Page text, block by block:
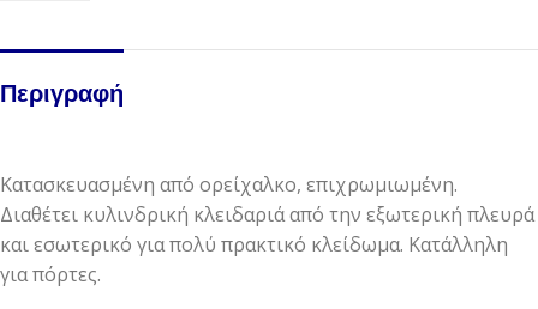
Περιγραφή
Κατασκευασμένη από ορείχαλκο, επιχρωμιωμένη.
Διαθέτει κυλινδρική κλειδαριά από την εξωτερική πλευρά
και εσωτερικό για πολύ πρακτικό κλείδωμα. Κατάλληλη
για πόρτες.